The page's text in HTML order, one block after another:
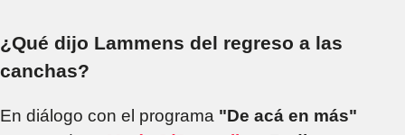
¿Qué dijo Lammens del regreso a las
canchas?
En diálogo con el programa "De acá en más"